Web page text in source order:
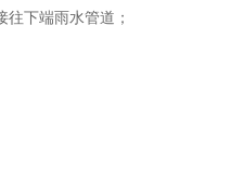
下端雨水管道；